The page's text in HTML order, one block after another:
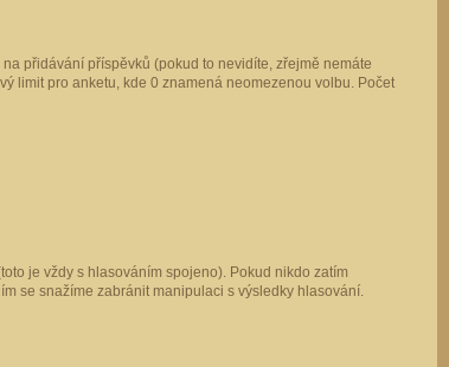
přidávání příspěvků (pokud to nevidíte, zřejmě nemáte
limit pro anketu, kde 0 znamená neomezenou volbu. Počet
je vždy s hlasováním spojeno). Pokud nikdo zatím
se snažíme zabránit manipulaci s výsledky hlasování.